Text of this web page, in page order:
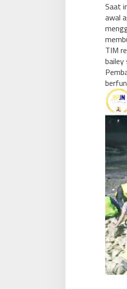
Saat
awal
TIM
bailey